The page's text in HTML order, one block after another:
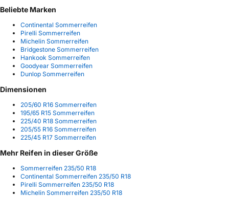
Beliebte Marken
Continental Sommerreifen
Pirelli Sommerreifen
Michelin Sommerreifen
Bridgestone Sommerreifen
Hankook Sommerreifen
Goodyear Sommerreifen
Dunlop Sommerreifen
Dimensionen
205/60 R16 Sommerreifen
195/65 R15 Sommerreifen
225/40 R18 Sommerreifen
205/55 R16 Sommerreifen
225/45 R17 Sommerreifen
Mehr Reifen in dieser Größe
Sommerreifen 235/50 R18
Continental Sommerreifen 235/50 R18
Pirelli Sommerreifen 235/50 R18
Michelin Sommerreifen 235/50 R18